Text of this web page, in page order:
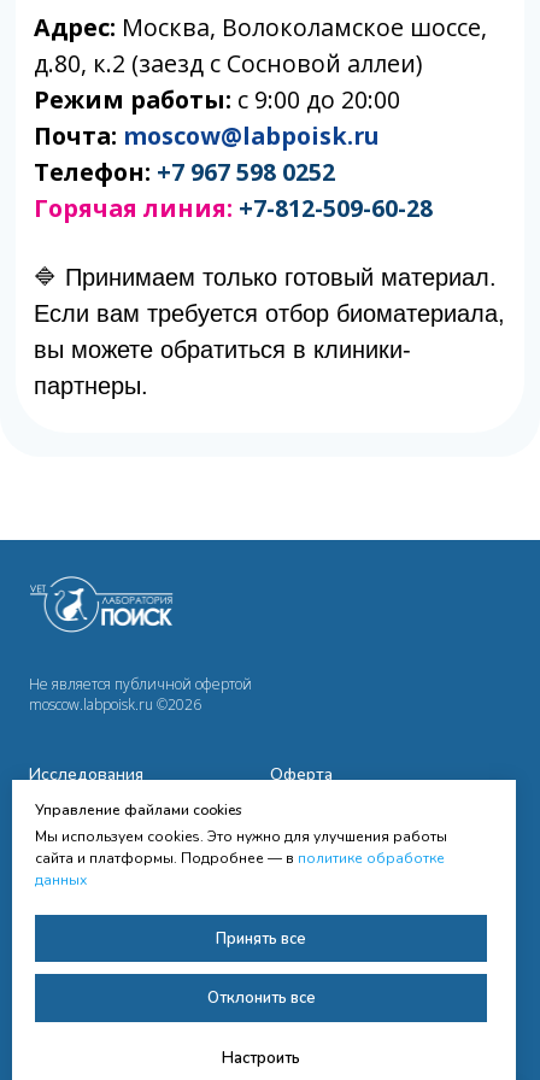
Не является публичной офертой
moscow.labpoisk.ru ©2026
Исследования
Сотрудничество
Cправочная информация
Оферта
конфиденциальности
Согласие на получение
рассылки
персональных данных
Управление файлами cookies
Мы используем cookies. Это нужно для улучшения работы
сайта и платформы. Подробнее — в политике обработке
данных
Принять все
Отклонить все
Настроить